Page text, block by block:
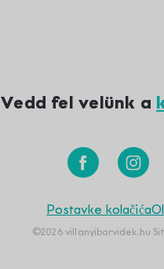
Vedd fel velünk a
Postavke kolačića
©2026 villanyiborvidek.hu